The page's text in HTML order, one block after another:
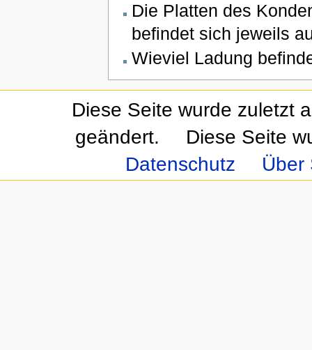
Die Platten des
befindet sich jeweils
Wieviel Ladung
Diese Seite wurde zuletzt
geändert.
Diese Seite
Datenschutz
Über